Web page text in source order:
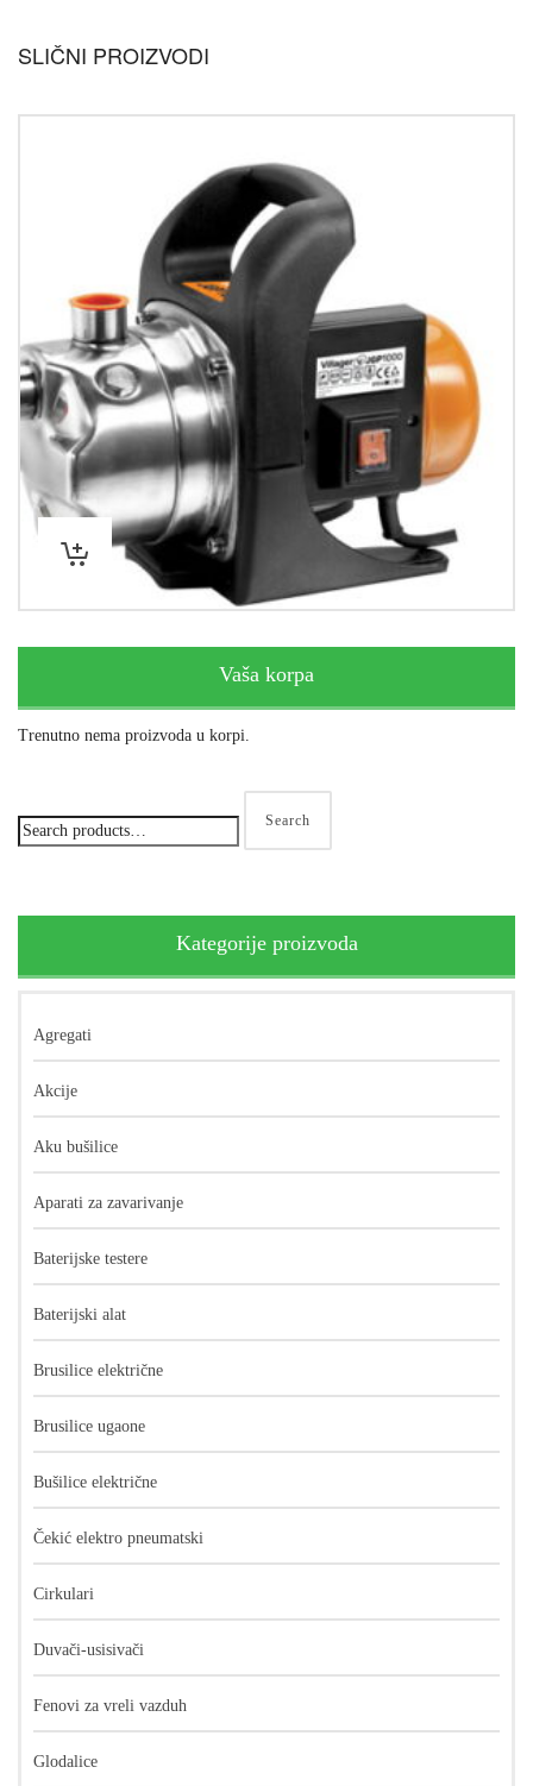
SLIČNI PROIZVODI
Vaša korpa
Trenutno nema proizvoda u korpi.
Search
Kategorije proizvoda
Agregati
Akcije
Aku bušilice
Aparati za zavarivanje
Baterijske testere
Baterijski alat
Brusilice električne
Brusilice ugaone
Bušilice električne
Čekić elektro pneumatski
Cirkulari
Duvači-usisivači
Fenovi za vreli vazduh
Glodalice